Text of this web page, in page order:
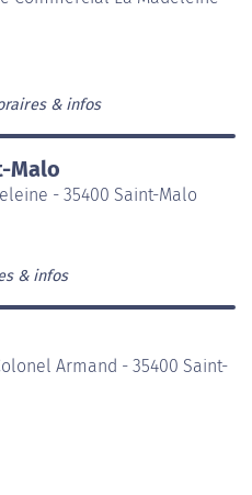
& infos
Malo
- 35400 Saint-Malo
& infos
Armand - 35400 Saint-